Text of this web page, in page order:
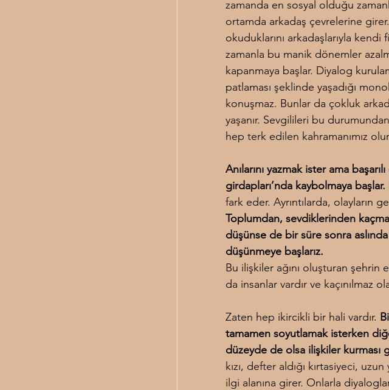
zamanda en sosyal olduğu
ortamda arkadaş çevrelerine
okuduklarını arkadaşlarıyla kendi
zamanla bu manik dönemler
kapanmaya başlar. Diyalog
patlaması şeklinde yaşadığı
konuşmaz. Bunlar da çokluk
yaşanır. Sevgilileri bu
hep terk edilen kahramanımız
Anılarını yazmak ister ama
girdapları’nda kaybolmaya başlar.
fark eder. Ayrıntılarda, olayların
Toplumdan, sevdiklerinden
düşünse de bir süre sonra
düşünmeye başlarız.
Bu ilişkiler ağını oluşturan şehrin
da insanlar vardır ve kaçınılmaz
Zaten hep ikircikli bir hali vardır.
tamamen soyutlamak isterken
düzeyde de olsa ilişkiler kurması
kızı, defter aldığı kırtasiyeci,
ilgi alanına girer. Onlarla